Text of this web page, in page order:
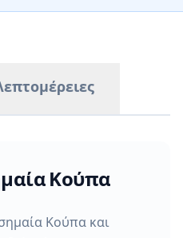
Κούπα
Κούπα και